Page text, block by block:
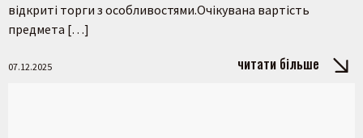
відкриті торги з особливостями.Очікувана вартість
предмета […]
07.12.2025 читати більше